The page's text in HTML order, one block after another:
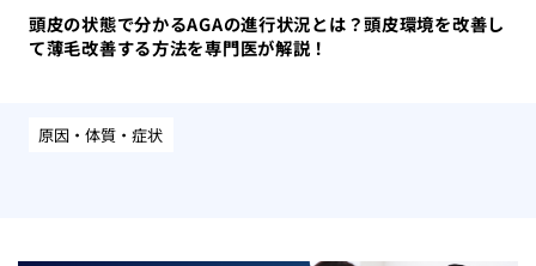
頭皮の状態で分かるAGAの進行状況とは？頭皮環境を改善し
て薄毛改善する方法を専門医が解説！
原因・体質・症状